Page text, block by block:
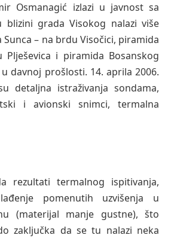
Osmanagić izlazi u javnost sa
grada Visokog nalazi više
– na brdu Visočici, piramida
Plješevica i piramida Bosanskog
davnoj prošlosti. 14. aprila 2006.
detaljna istraživanja sondama,
i avionski snimci, termalna
rezultati termalnog ispitivanja,
pomenutih uzvišenja u
(materijal manje gustne), što
zaključka da se tu nalazi neka